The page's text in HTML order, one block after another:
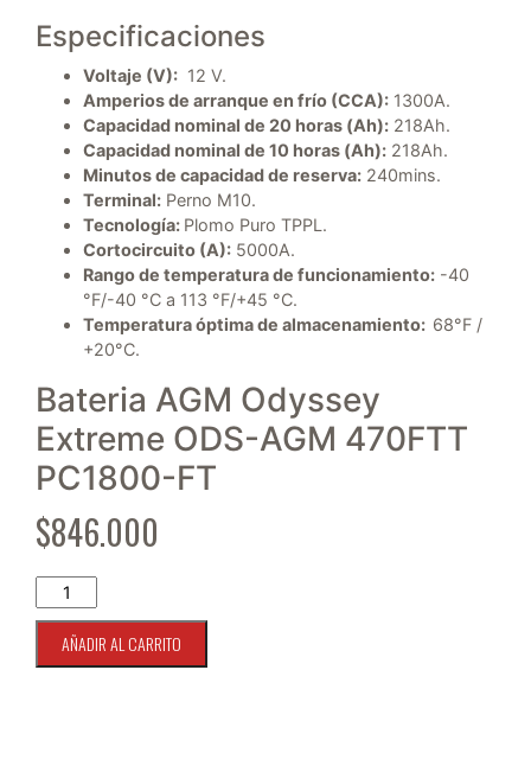
Especificaciones
Voltaje (V): 12 V.
Amperios de arranque en frío (CCA): 1300A.
Capacidad nominal de 20 horas (Ah): 218Ah.
Capacidad nominal de 10 horas (Ah): 218Ah.
Minutos de capacidad de reserva: 240mins.
Terminal: Perno M10.
Tecnología: Plomo Puro TPPL.
Cortocircuito (A): 5000A.
Rango de temperatura de funcionamiento: -40
°F/-40 °C a 113 °F/+45 °C.
Temperatura óptima de almacenamiento: 68°F /
+20°C.
Bateria AGM Odyssey
Extreme ODS-AGM 470FTT
PC1800-FT
$846.000
Bateria AGM Odyssey Extreme ODS-AGM 470FTT PC1800-
AÑADIR AL CARRITO